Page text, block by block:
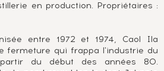
en production. Propriétaires :
entre 1972 et 1974, Caol Ila
fermeture qui frappa l'industrie du
du début des années 80.